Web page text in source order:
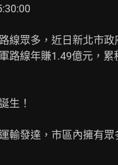
線眾多，近日新北市
路線年賺1.49億元，
生！
輸發達，市區內擁有